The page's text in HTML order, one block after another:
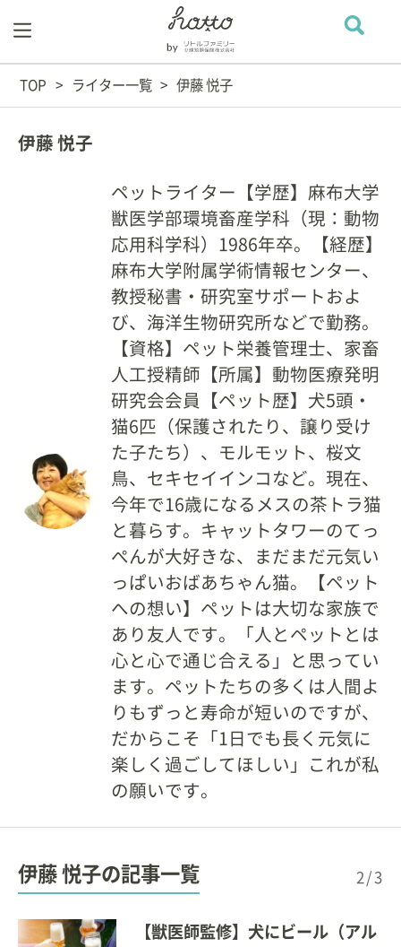
TOP ライター一覧 伊藤 悦子
伊藤 悦子
ペットライター【学歴】麻布大学
獣医学部環境畜産学科（現：動物
応用科学科）1986年卒。【経歴】
麻布大学附属学術情報センター、
教授秘書・研究室サポートおよ
び、海洋生物研究所などで勤務。
【資格】ペット栄養管理士、家畜
人工授精師【所属】動物医療発明
研究会会員【ペット歴】犬5頭・
猫6匹（保護されたり、譲り受け
た子たち）、モルモット、桜文
鳥、セキセイインコなど。現在、
今年で16歳になるメスの茶トラ猫
と暮らす。キャットタワーのてっ
ぺんが大好きな、まだまだ元気い
っぱいおばあちゃん猫。【ペット
への想い】ペットは大切な家族で
あり友人です。「人とペットとは
心と心で通じ合える」と思ってい
ます。ペットたちの多くは人間よ
りもずっと寿命が短いのですが、
だからこそ「1日でも長く元気に
楽しく過ごしてほしい」これが私
の願いです。
伊藤 悦子の記事一覧 2/3
【獣医師監修】犬にビール（アル